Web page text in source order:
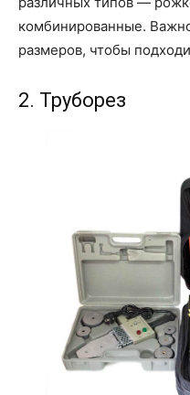
комбинированные.
размеров, чтобы
2. Труборез